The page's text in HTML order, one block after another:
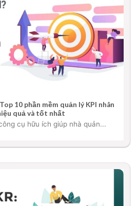
10 phần mềm quản lý KPI nhân
quả và tốt nhất
cụ hữu ích giúp nhà quản...